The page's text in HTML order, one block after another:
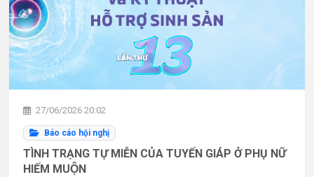
27/06/2026 20:02
Báo cáo hội nghị
TÌNH TRẠNG TỰ MIỄN CỦA TUYẾN GIÁP Ở PHỤ NỮ
HIẾM MUỘN